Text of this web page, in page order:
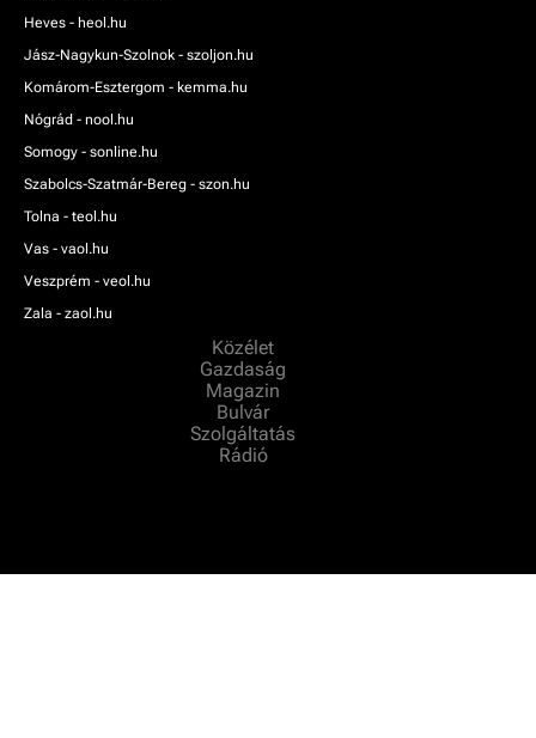
Heves - heol.hu
Jász-Nagykun-Szolnok - szoljon.hu
Komárom-Esztergom - kemma.hu
Nógrád - nool.hu
Somogy - sonline.hu
Szabolcs-Szatmár-Bereg - szon.hu
Tolna - teol.hu
Vas - vaol.hu
Veszprém - veol.hu
Zala - zaol.hu
Közélet
Gazdaság
Magazin
Bulvár
Szolgáltatás
Rádió